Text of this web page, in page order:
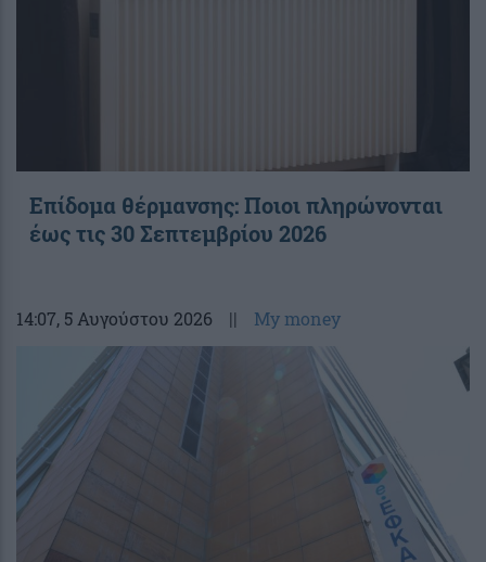
Επίδομα θέρμανσης: Ποιοι πληρώνονται
έως τις 30 Σεπτεμβρίου 2026
14:07, 5 Αυγούστου 2026 || My money